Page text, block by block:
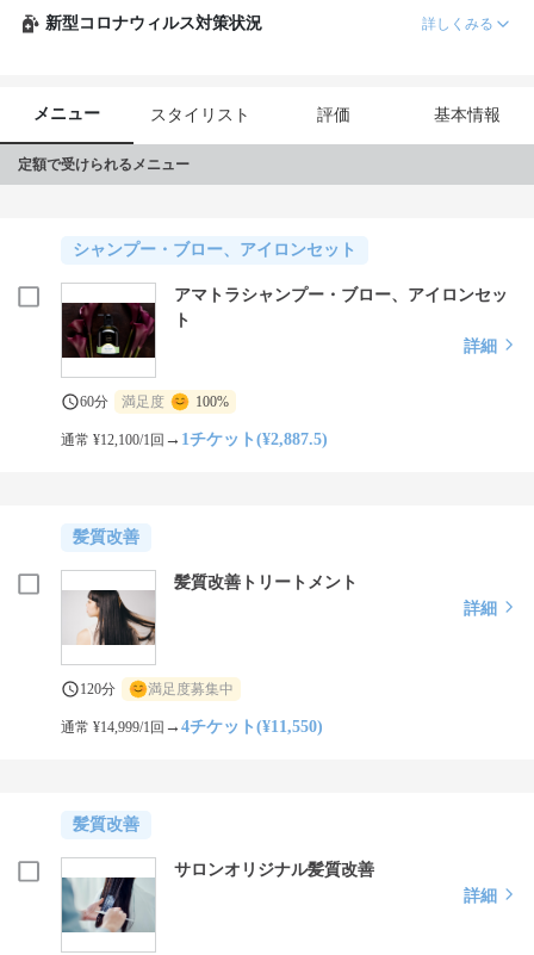
新型コロナウィルス対策状況 詳しくみる
メニュー スタイリスト 評価 基本情報
定額で受けられるメニュー
シャンプー・ブロー、アイロンセット
アマトラシャンプー・ブロー、アイロンセッ
ト
詳細
60分 満足度 100%
通常 ¥12,100/1回 → 1チケット(¥2,887.5)
髪質改善
髪質改善トリートメント
詳細
120分 満足度募集中
通常 ¥14,999/1回 →4チケット(¥11,550)
髪質改善
サロンオリジナル髪質改善
詳細